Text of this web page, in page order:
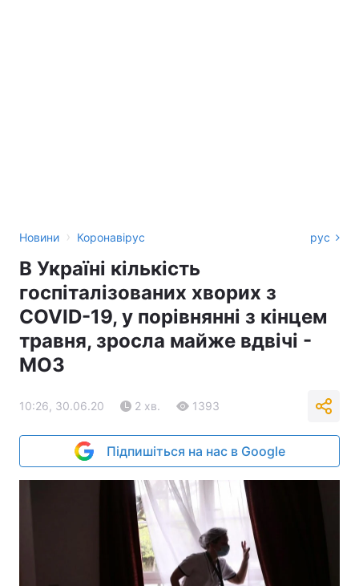
Новини › Коронавірус рус
В Україні кількість
госпіталізованих хворих з
COVID-19, у порівнянні з кінцем
травня, зросла майже вдвічі -
МОЗ
10:26, 30.06.20 2 хв. 1393
Підпишіться на нас в Google